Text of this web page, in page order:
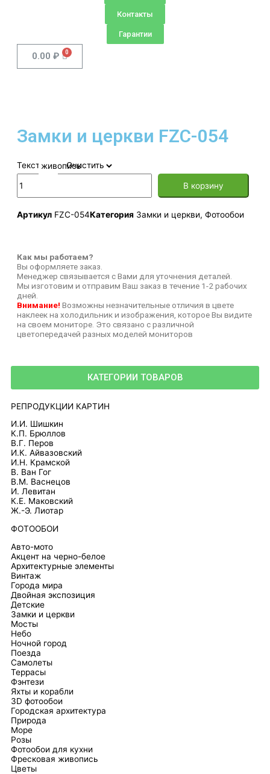
Контакты
Гарантии
0.00 ₽
КАТЕГОРИИ ТОВАРОВ
РЕПРОДУКЦИИ КАРТИН
И.И. Шишкин
К.П. Брюллов
В.Г. Перов
И.К. Айвазовский
И.Н. Крамской
В. Ван Гог
В.М. Васнецов
И. Левитан
К.Е. Маковский
Ж.-Э. Лиотар
ФОТООБОИ
Авто-мото
Акцент на черно-белое
Архитектурные элементы
Винтаж
Города мира
Двойная экспозиция
Детские
Замки и церкви
Мосты
Небо
Ночной город
Поезда
Самолеты
Террасы
Фэнтези
Яхты и корабли
3D фотообои
Городская архитектура
Природа
Море
Розы
Фотообои для кухни
Фресковая живопись
Цветы
Замки и церкви FZC-054
Текстура Очистить
В корзину
Артикул FZC-054Категория Замки и церкви, Фотообои
Как мы работаем?
Вы оформляете заказ.
Менеджер связывается с Вами для уточнения деталей.
Мы изготовим и отправим Ваш заказ в течение 1-2 рабочих
дней.
Внимание! Возможны незначительные отличия в цвете
наклеек на холодильник и изображения, которое Вы видите
на своем мониторе. Это связано с различной
цветопередачей разных моделей мониторов